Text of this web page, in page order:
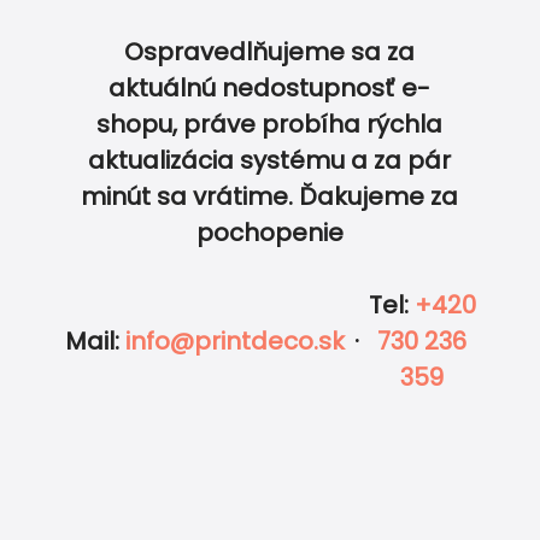
Ospravedlňujeme sa za
aktuálnú nedostupnosť e-
shopu, práve probíha rýchla
aktualizácia systému a za pár
minút sa vrátime. Ďakujeme za
pochopenie
Mail: info@printdeco.sk ·
Tel: +420
730 236
359
0
ZDARMA
Vložiť do košíka
Zobraziť kompletný cenník